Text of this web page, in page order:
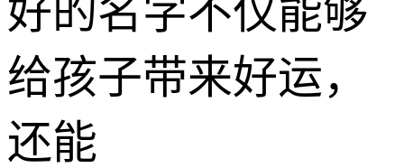
好的名字不仅能够
给孩子带来好运，
还能